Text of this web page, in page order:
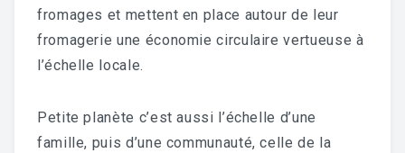
fromages et mettent en place autour de leur
fromagerie une économie circulaire vertueuse à
l’échelle locale.
Petite planète c’est aussi l’échelle d’une
famille, puis d’une communauté, celle de la